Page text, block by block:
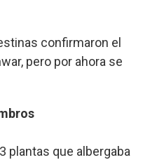
confirmaron el
pero por ahora se
plantas que albergaba